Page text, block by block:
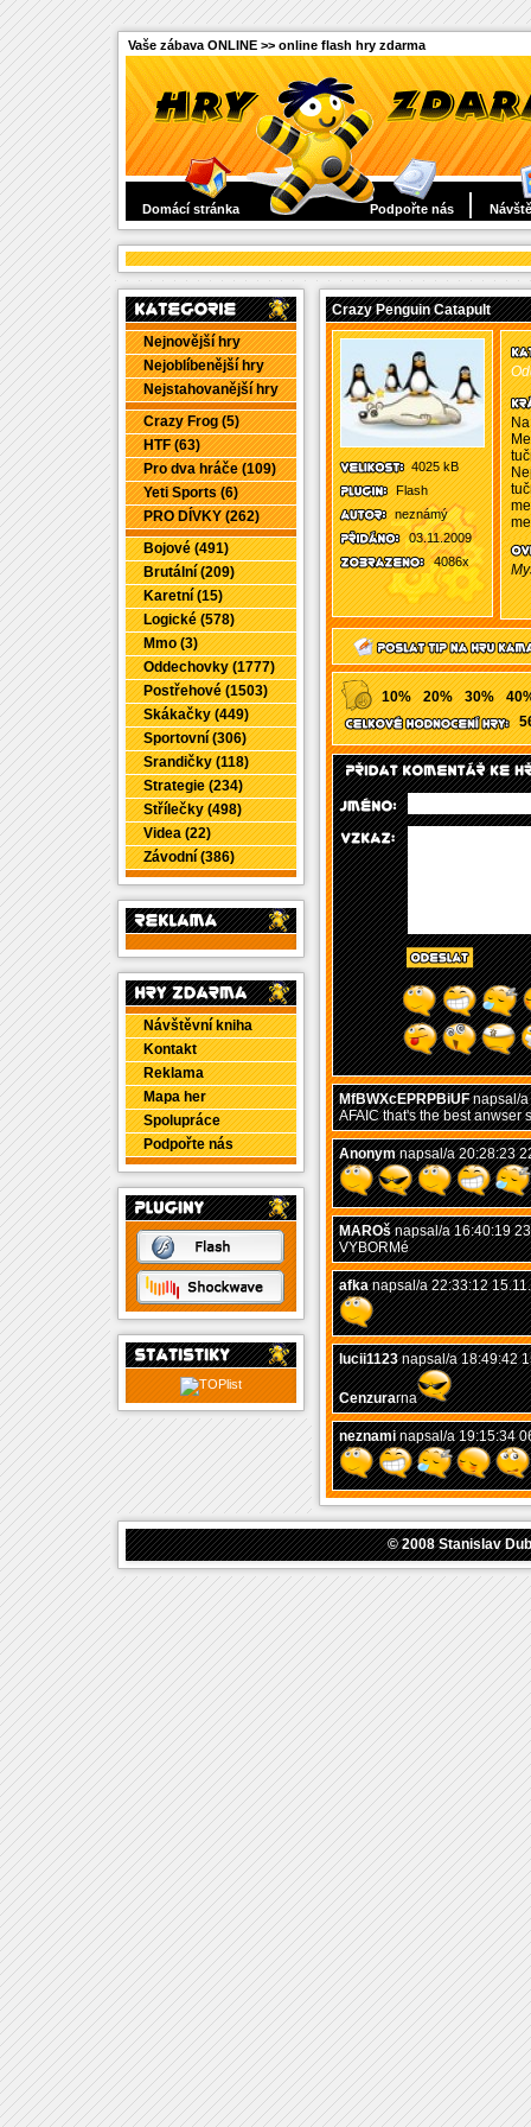
Vaše zábava ONLINE >> online flash hry zdarma
Domácí stránka Podpořte nás
Nejnovější hry
Nejoblíbenější hry
Nejstahovanější hry
Crazy Frog (5)
HTF (63)
Pro dva hráče (109)
Yeti Sports (6)
PRO DÍVKY (262)
Bojové (491)
Brutální (209)
Karetní (15)
Logické (578)
Mmo (3)
Oddechovky (1777)
Postřehové (1503)
Skákačky (449)
Sportovní (306)
Srandičky (118)
Strategie (234)
Střílečky (498)
Videa (22)
Závodní (386)
Návštěvní kniha
Kontakt
Reklama
Mapa her
Spolupráce
Podpořte nás
Crazy Penguin Catapult
4025 kB
Flash
neznámý
03.11.2009
4086x
10% 20% 30%
MfBWXcEPRPBiUFnapsal/a
AFAIC that's the best anwser
Anonymnapsal/a 20:28:23
MAROšnapsal/a 16:40:19
VYBORMé
afkanapsal/a 22:33:12
lucii1123napsal/a 18:49:42
Cenzurarna
neznaminapsal/a 19:15:34
© 2008Stanislav